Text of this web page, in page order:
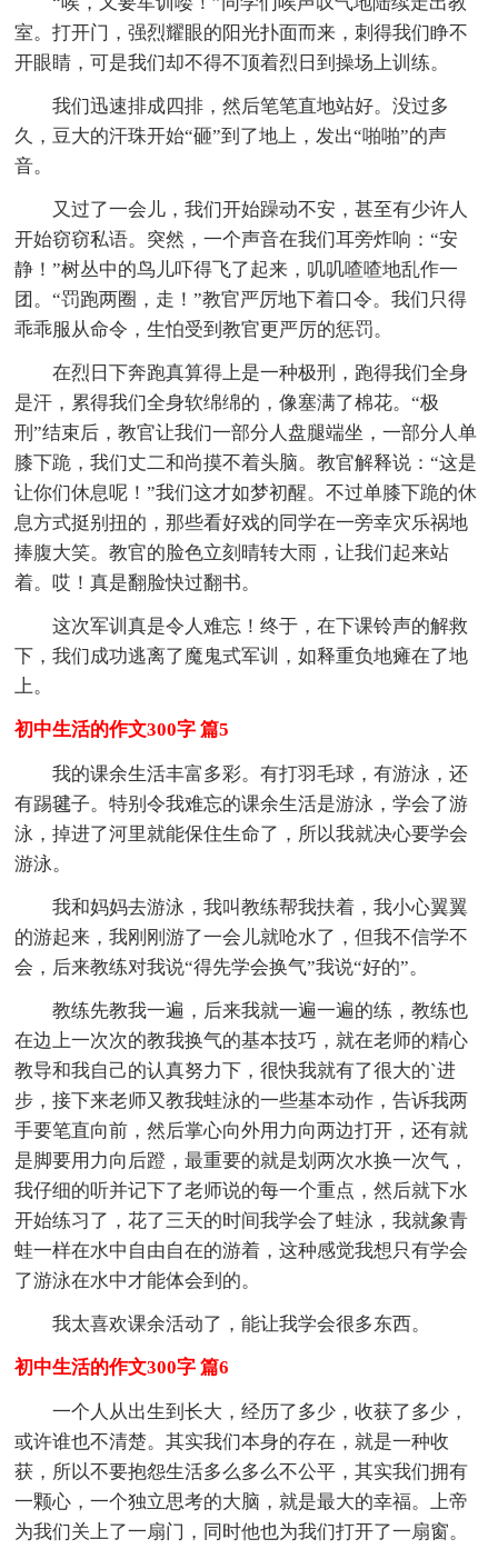
室。打开门，强烈耀眼的阳光扑面而来，刺得我们睁不
开眼睛，可是我们却不得不顶着烈日到操场上训练。
我们迅速排成四排，然后笔笔直地站好。没过多
久，豆大的汗珠开始“砸”到了地上，发出“啪啪”的声
音。
又过了一会儿，我们开始躁动不安，甚至有少许人
开始窃窃私语。突然，一个声音在我们耳旁炸响：“安
静！”树丛中的鸟儿吓得飞了起来，叽叽喳喳地乱作一
团。“罚跑两圈，走！”教官严厉地下着口令。我们只得
乖乖服从命令，生怕受到教官更严厉的惩罚。
在烈日下奔跑真算得上是一种极刑，跑得我们全身
是汗，累得我们全身软绵绵的，像塞满了棉花。“极
刑”结束后，教官让我们一部分人盘腿端坐，一部分人单
膝下跪，我们丈二和尚摸不着头脑。教官解释说：“这是
让你们休息呢！”我们这才如梦初醒。不过单膝下跪的休
息方式挺别扭的，那些看好戏的同学在一旁幸灾乐祸地
捧腹大笑。教官的脸色立刻晴转大雨，让我们起来站
着。哎！真是翻脸快过翻书。
这次军训真是令人难忘！终于，在下课铃声的解救
下，我们成功逃离了魔鬼式军训，如释重负地瘫在了地
上。
初中生活的作文300字 篇5
我的课余生活丰富多彩。有打羽毛球，有游泳，还
有踢毽子。特别令我难忘的课余生活是游泳，学会了游
泳，掉进了河里就能保住生命了，所以我就决心要学会
游泳。
我和妈妈去游泳，我叫教练帮我扶着，我小心翼翼
的游起来，我刚刚游了一会儿就呛水了，但我不信学不
会，后来教练对我说“得先学会换气”我说“好的”。
教练先教我一遍，后来我就一遍一遍的练，教练也
在边上一次次的教我换气的基本技巧，就在老师的精心
教导和我自己的认真努力下，很快我就有了很大的`进
步，接下来老师又教我蛙泳的一些基本动作，告诉我两
手要笔直向前，然后掌心向外用力向两边打开，还有就
是脚要用力向后蹬，最重要的就是划两次水换一次气，
我仔细的听并记下了老师说的每一个重点，然后就下水
开始练习了，花了三天的时间我学会了蛙泳，我就象青
蛙一样在水中自由自在的游着，这种感觉我想只有学会
了游泳在水中才能体会到的。
我太喜欢课余活动了，能让我学会很多东西。
初中生活的作文300字 篇6
一个人从出生到长大，经历了多少，收获了多少，
或许谁也不清楚。其实我们本身的存在，就是一种收
获，所以不要抱怨生活多么多么不公平，其实我们拥有
一颗心，一个独立思考的大脑，就是最大的幸福。上帝
为我们关上了一扇门，同时他也为我们打开了一扇窗。